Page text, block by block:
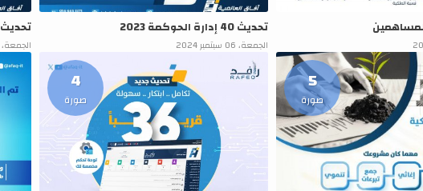
تحديث 40 إدارة الحوكمة 2023
الجمعة، 06 سبتمبر 2024
تحديث 39 إدارة الجهات
الجمعة، 06 سبتمبر 2024
5
صورة
4
صورة